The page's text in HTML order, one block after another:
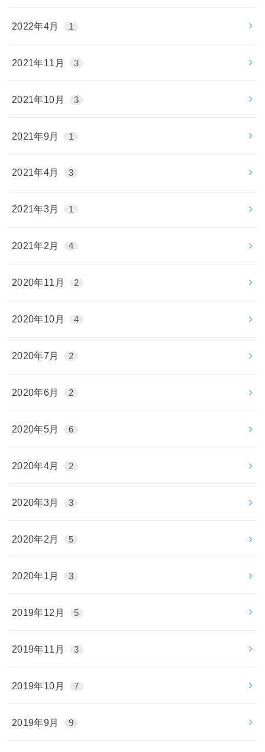
2022年4月 1
2021年11月 3
2021年10月 3
2021年9月 1
2021年4月 3
2021年3月 1
2021年2月 4
2020年11月 2
2020年10月 4
2020年7月 2
2020年6月 2
2020年5月 6
2020年4月 2
2020年3月 3
2020年2月 5
2020年1月 3
2019年12月 5
2019年11月 3
2019年10月 7
2019年9月 9